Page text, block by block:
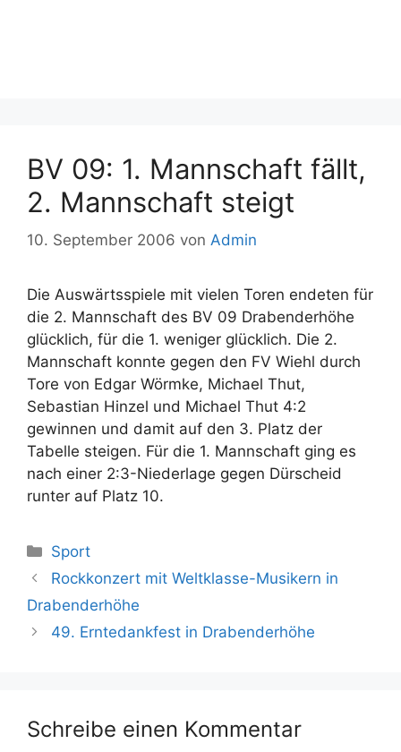
BV 09: 1. Mannschaft fällt,
2. Mannschaft steigt
10. September 2006 von Admin
Die Auswärtsspiele mit vielen Toren endeten für
die 2. Mannschaft des BV 09 Drabenderhöhe
glücklich, für die 1. weniger glücklich. Die 2.
Mannschaft konnte gegen den FV Wiehl durch
Tore von Edgar Wörmke, Michael Thut,
Sebastian Hinzel und Michael Thut 4:2
gewinnen und damit auf den 3. Platz der
Tabelle steigen. Für die 1. Mannschaft ging es
nach einer 2:3-Niederlage gegen Dürscheid
runter auf Platz 10.
Kategorien
Sport
Rockkonzert mit Weltklasse-Musikern in
Drabenderhöhe
49. Erntedankfest in Drabenderhöhe
Schreibe einen Kommentar